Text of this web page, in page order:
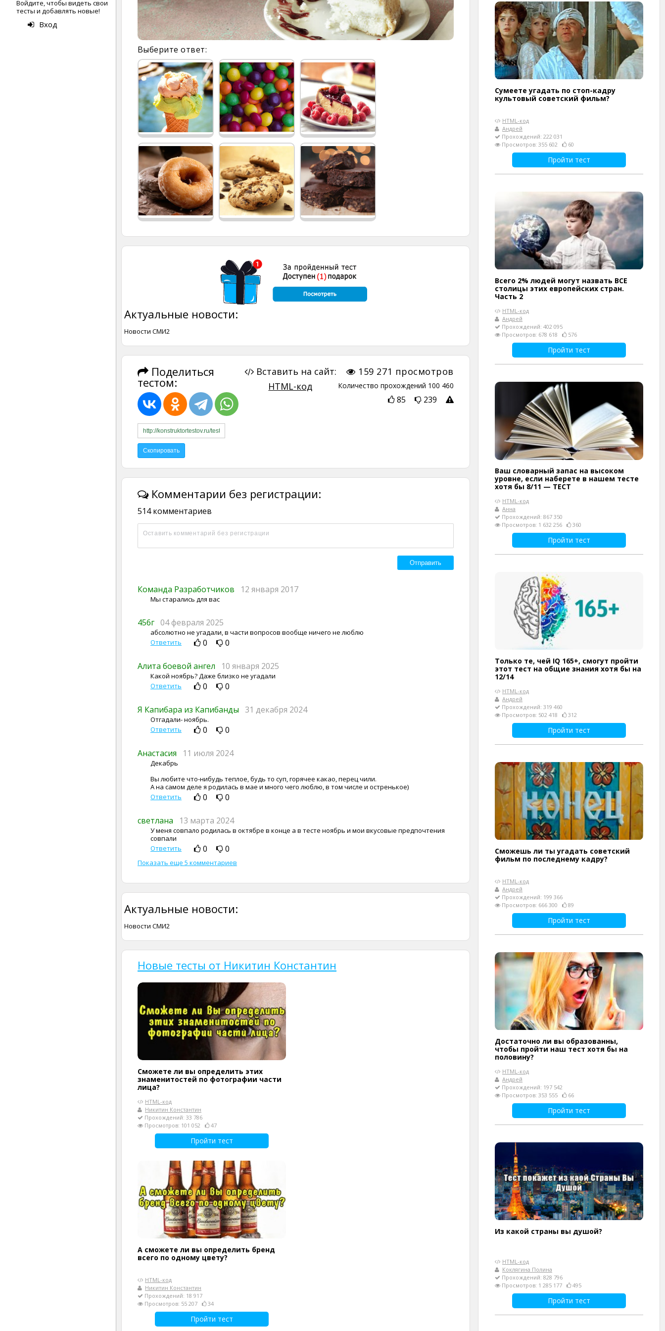
Войдите, чтобы видеть свои
тесты и добавлять новые!
Вход
Выберите ответ:
Актуальные новости:
Новости СМИ2
Поделиться
тестом:
159 271 просмотров
Количество прохождений 100 460
85 239
Вставить на сайт:
HTML-код
Комментарии без регистрации:
514 комментариев
Команда Разработчиков 12 января 2017
Мы старались для вас
456г 04 февраля 2025
абсолютно не угадали, в части вопросов вообще ничего не люблю
Ответить
0 0
Алита боевой ангел 10 января 2025
Какой ноябрь? Даже близко не угадали
Ответить
0 0
Я Капибара из Капибанды 31 декабря 2024
Отгадали- ноябрь.
Ответить
0 0
Анастасия 11 июля 2024
Декабрь
Вы любите что-нибудь теплое, будь то суп, горячее какао, перец чили.
А на самом деле я родилась в мае и много чего люблю, в том числе и остренькое)
Ответить
0 0
светлана 13 марта 2024
У меня совпало родилась в октябре в конце а в тесте ноябрь и мои вкусовые предпочтения
совпали
Ответить
0 0
Показать еще 5 комментариев
Актуальные новости:
Новости СМИ2
Новые тесты от Никитин Константин
Сможете ли вы определить этих
знаменитостей по фотографии части
лица?
HTML-код
Никитин Константин
Прохождений: 33 786
Просмотров: 101 052
47
Пройти тест
А сможете ли вы определить бренд
всего по одному цвету?
HTML-код
Никитин Константин
Прохождений: 18 917
Просмотров: 55 207
34
Пройти тест
Сумеете угадать по стоп-кадру
культовый советский фильм?
HTML-код
Андрей
Прохождений: 222 031
Просмотров: 355 602
60
Пройти тест
Всего 2% людей могут назвать ВСЕ
столицы этих европейских стран.
Часть 2
HTML-код
Андрей
Прохождений: 402 095
Просмотров: 678 618
576
Пройти тест
Ваш словарный запас на высоком
уровне, если наберете в нашем тесте
хотя бы 8/11 — ТЕСТ
HTML-код
Анна
Прохождений: 867 350
Просмотров: 1 632 256
360
Пройти тест
Только те, чей IQ 165+, смогут пройти
этот тест на общие знания хотя бы на
12/14
HTML-код
Андрей
Прохождений: 319 460
Просмотров: 502 418
312
Пройти тест
Сможешь ли ты угадать советский
фильм по последнему кадру?
HTML-код
Андрей
Прохождений: 199 366
Просмотров: 666 300
89
Пройти тест
Достаточно ли вы образованны,
чтобы пройти наш тест хотя бы на
половину?
HTML-код
Андрей
Прохождений: 197 542
Просмотров: 353 555
66
Пройти тест
Из какой страны вы душой?
HTML-код
Коклягина Полина
Прохождений: 828 796
Просмотров: 1 285 177
495
Пройти тест